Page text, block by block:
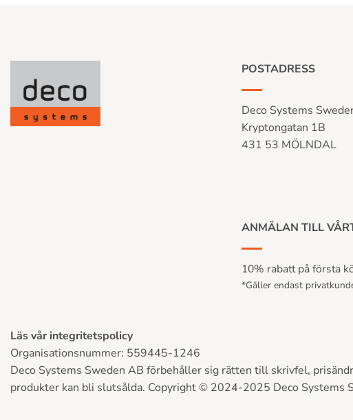
POSTADRESS
Deco Systems
Kryptongatan 1B
431 53 MÖLNDAL
ANMÄLAN TILL
10% rabatt på första
*Gäller endast
Läs vår integritetspolicy
Organisationsnummer: 559445-1246
Deco Systems Sweden AB förbehåller sig rätten till skrivfel,
produkter kan bli slutsålda. Copyright © 2024-2025 Deco Systems